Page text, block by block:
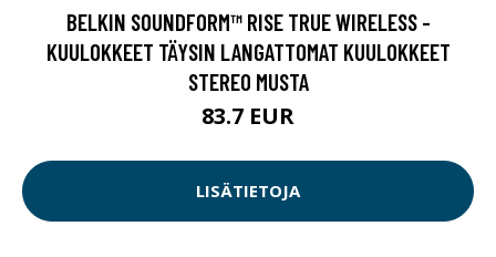
BELKIN SOUNDFORM™ RISE TRUE WIRELESS -
KUULOKKEET TÄYSIN LANGATTOMAT KUULOKKEET
STEREO MUSTA
83.7 EUR
LISÄTIETOJA